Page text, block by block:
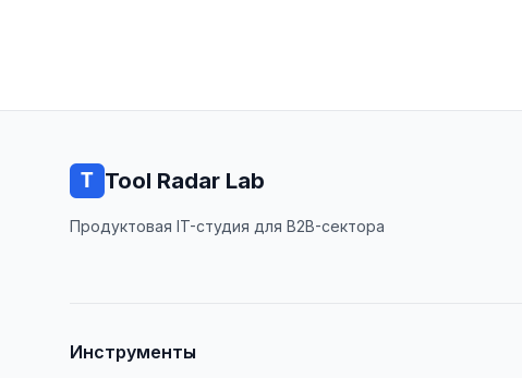
Tool Radar Lab
Продуктовая IT-студия для B2B-сектора
Инструменты